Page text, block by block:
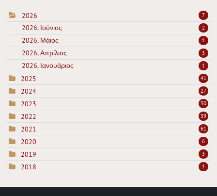
2026 7
2026, Ιούνιος 2
2026, Μάιος 1
2026, Απρίλιος 3
2026, Ιανουάριος 1
2025 41
2024 27
2023 50
2022 39
2021 61
2020 6
2019 3
2018 1